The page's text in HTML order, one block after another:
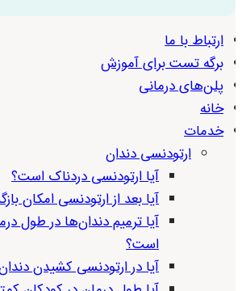
ارتباط با ما
برگه تست برای آموزش
پلن‌های درمانی
خانه
خدمات
ارتودنسی دندان
آیا ارتودنسی دردناک است؟
آیا بعد از ارتودنسی امکان
آیا ترمیم دندان‌ها در طول
است؟
آیا در ارتودنسی کشیدن